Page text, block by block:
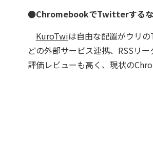
●ChromebookでTwitterするな
KuroTwiは自由な配置がウリ
どの外部サービス連携、RSSリ
評価レビューも高く、現状の